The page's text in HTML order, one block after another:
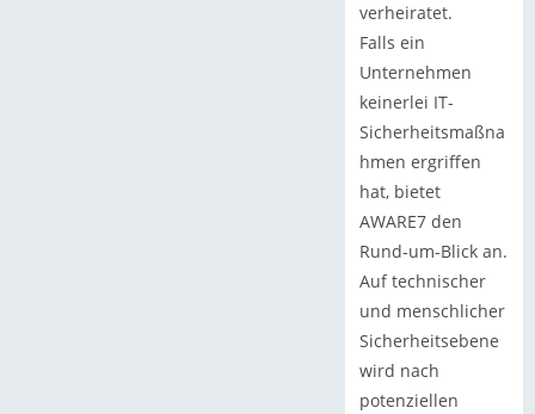
verheiratet.
Falls ein
Unternehmen
keinerlei IT-
Sicherheitsmaßna
hmen ergriffen
hat, bietet
AWARE7 den
Rund-um-Blick an.
Auf technischer
und menschlicher
Sicherheitsebene
wird nach
potenziellen